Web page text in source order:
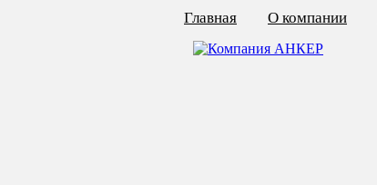
Главная О компании